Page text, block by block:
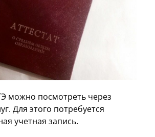
можно посмотреть через
Для этого потребуется
учетная запись.